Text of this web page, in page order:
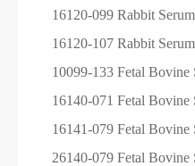
16120-099 Rabbit Serum
16120-107 Rabbit Serum
10099-133 Fetal Bovine
16140-071 Fetal Bovine
16141-079 Fetal Bovine
26140-079 Fetal Bovine